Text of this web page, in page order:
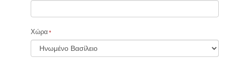
Χώρα